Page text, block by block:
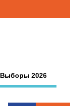
Выборы 2026